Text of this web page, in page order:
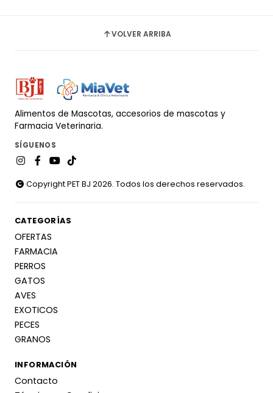
VOLVER ARRIBA
Alimentos de Mascotas, accesorios de mascotas y
Farmacia Veterinaria.
SÍGUENOS
Copyright PET BJ 2026. Todos los derechos reservados.
CATEGORÍAS
OFERTAS
FARMACIA
PERROS
GATOS
AVES
EXOTICOS
PECES
GRANOS
INFORMACIÓN
Contacto